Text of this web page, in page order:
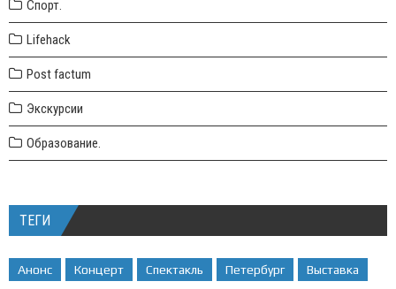
Спорт.
Lifehack
Post factum
Экскурсии
Образование.
ТЕГИ
Анонс Концерт Спектакль Петербург Выставка